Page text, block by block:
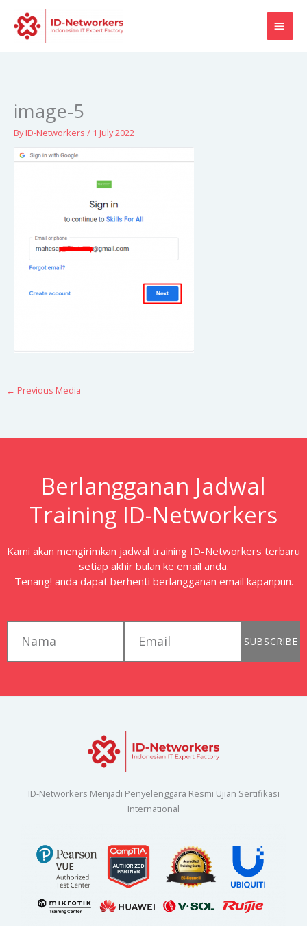
content
image-5
ByID-Networkers / 1 July 2022
← Previous Media
Berlangganan Jadwal
Training ID-Networkers
Kami akan mengirimkan jadwal training ID-Networkers terbaru
setiap akhir bulan ke email anda.
Tenang! anda dapat berhenti berlangganan email kapanpun.
SUBSCRIBE
ID-Networkers Menjadi Penyelenggara Resmi Ujian Sertifikasi
International